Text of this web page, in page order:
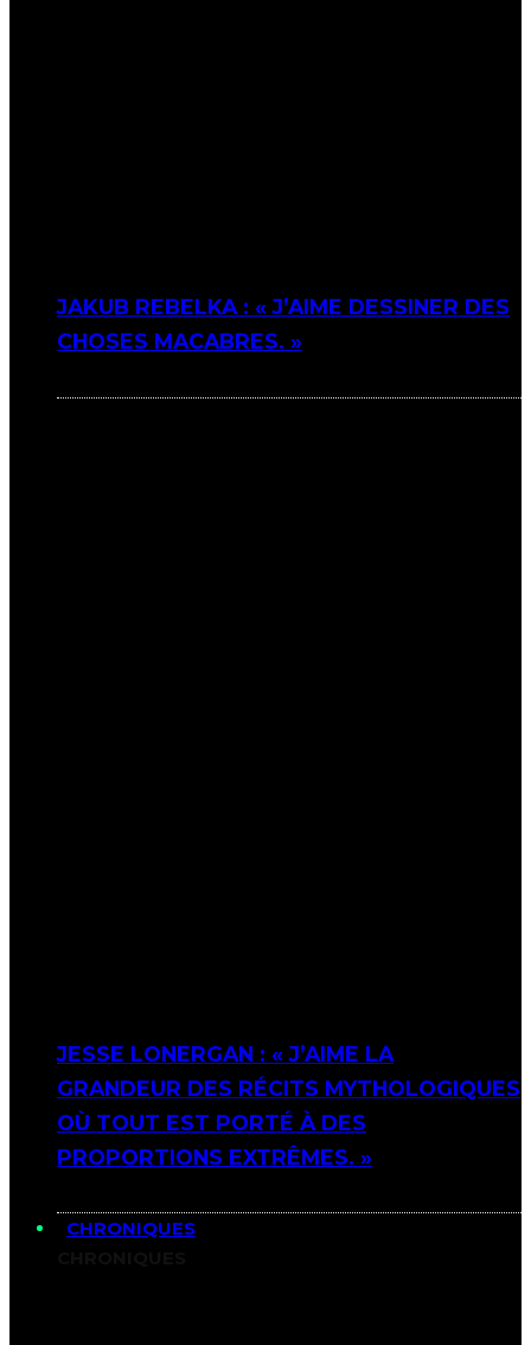
JAKUB REBELKA : « J’AIME DESSINER DES
CHOSES MACABRES. »
JESSE LONERGAN : « J’AIME LA
GRANDEUR DES RÉCITS MYTHOLOGIQUES
OÙ TOUT EST PORTÉ À DES
PROPORTIONS EXTRÊMES. »
CHRONIQUES